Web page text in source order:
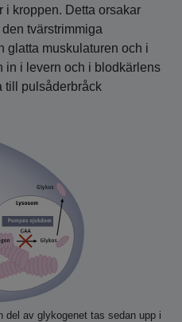
i kroppen. Detta orsakar
tvärstrimmiga
glatta muskulaturen och i
in i levern och i blodkärlens
till pulsåderbråck
del av glykogenet tas sedan upp i